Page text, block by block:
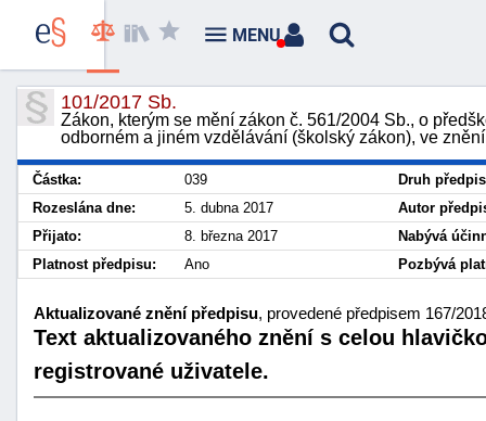
101/2017 Sb.
Zákon, kterým se mění zákon č. 561/2004 Sb., o
odborném a jiném vzdělávání (školský zákon), ve
Částka: 039
Druh
Rozeslána dne:
5. dubna 2017
Autor
Přijato:
8. března 2017
Nabývá
Platnost předpisu:
Ano Pozbývá
Aktualizované znění předpisu, provedené předpisem 167/
Text aktualizovaného znění s celou
registrované uživatele.
MENU